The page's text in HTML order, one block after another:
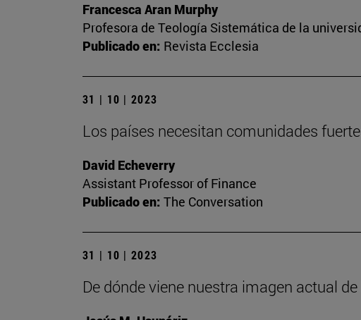
Francesca Aran Murphy
Profesora de Teología Sistemática de la
Publicado en: Revista Ecclesia
31 | 10 | 2023
Los países necesitan comunidades
David Echeverry
Assistant Professor of Finance
Publicado en: The Conversation
31 | 10 | 2023
De dónde viene nuestra imagen actual